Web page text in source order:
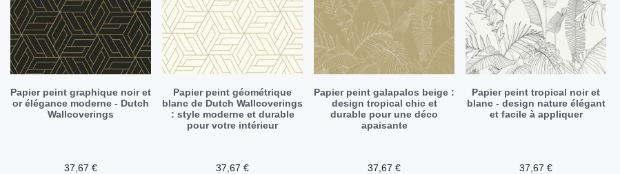
Papier peint graphique noir et
or élégance moderne - Dutch
Wallcoverings
37,67 €
Papier peint géométrique
blanc de Dutch Wallcoverings
: style moderne et durable
pour votre intérieur
37,67 €
Papier peint galapalos beige :
design tropical chic et
durable pour une déco
apaisante
37,67 €
Papier peint tropical noir et
blanc - design nature élégant
et facile à appliquer
37,67 €